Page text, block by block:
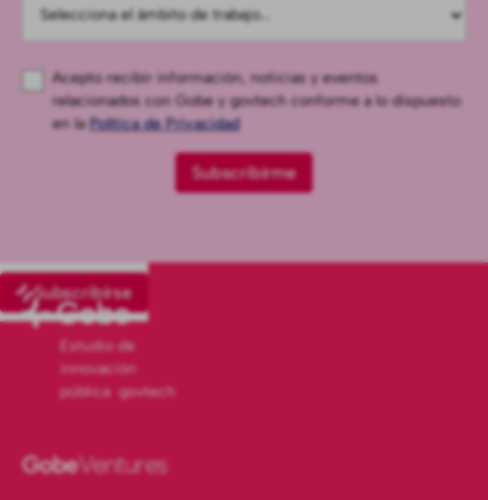
Acepto recibir información, noticias y eventos
relacionados con Gobe y govtech conforme a lo dispuesto
en laPolítica de Privacidad
Subscribirse
Estudio de
innovación
pública govtech
GobeVentures